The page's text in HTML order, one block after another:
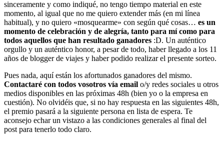
sinceramente y como indiqué, no tengo tiempo material en este
momento, al igual que no me quiero extender más (en mi línea
habitual), y no quiero «mosquearme» con según qué cosas… es un
momento de celebración y de alegría, tanto para mí como para
todos aquellos que han resultado ganadores :D. Un auténtico
orgullo y un auténtico honor, a pesar de todo, haber llegado a los 11
años de blogger de viajes y haber podido realizar el presente sorteo.
Pues nada, aquí están los afortunados ganadores del mismo.
Contactaré con todos vosotros vía email o/y redes sociales u otros
medios disponibles en las próximas 48h (bien yo o la empresa en
cuestión). No olvidéis que, si no hay respuesta en las siguientes 48h,
el premio pasará a la siguiente persona en lista de espera. Te
aconsejo echar un vistazo a las condiciones generales al final del
post para tenerlo todo claro.